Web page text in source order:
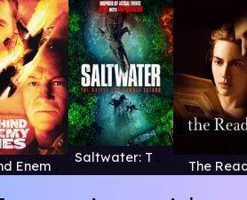
Behind Enemy Lines
Saltwater: The Battle for Ramree Island
The